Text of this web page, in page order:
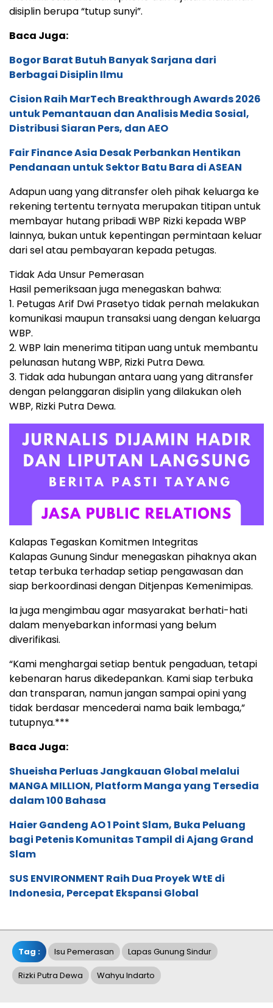
disiplin berupa “tutup sunyi”.
Baca Juga:
Bogor Barat Butuh Banyak Sarjana dari
Berbagai Disiplin Ilmu
Cision Raih MarTech Breakthrough Awards 2026
untuk Pemantauan dan Analisis Media Sosial,
Distribusi Siaran Pers, dan AEO
Fair Finance Asia Desak Perbankan Hentikan
Pendanaan untuk Sektor Batu Bara di ASEAN
Adapun uang yang ditransfer oleh pihak keluarga ke
rekening tertentu ternyata merupakan titipan untuk
membayar hutang pribadi WBP Rizki kepada WBP
lainnya, bukan untuk kepentingan permintaan keluar
dari sel atau pembayaran kepada petugas.
Tidak Ada Unsur Pemerasan
Hasil pemeriksaan juga menegaskan bahwa:
1. Petugas Arif Dwi Prasetyo tidak pernah melakukan
komunikasi maupun transaksi uang dengan keluarga
WBP.
2. WBP lain menerima titipan uang untuk membantu
pelunasan hutang WBP, Rizki Putra Dewa.
3. Tidak ada hubungan antara uang yang ditransfer
dengan pelanggaran disiplin yang dilakukan oleh
WBP, Rizki Putra Dewa.
Kalapas Tegaskan Komitmen Integritas
Kalapas Gunung Sindur menegaskan pihaknya akan
tetap terbuka terhadap setiap pengawasan dan
siap berkoordinasi dengan Ditjenpas Kemenimipas.
Ia juga mengimbau agar masyarakat berhati-hati
dalam menyebarkan informasi yang belum
diverifikasi.
“Kami menghargai setiap bentuk pengaduan, tetapi
kebenaran harus dikedepankan. Kami siap terbuka
dan transparan, namun jangan sampai opini yang
tidak berdasar mencederai nama baik lembaga,”
tutupnya.***
Baca Juga:
Shueisha Perluas Jangkauan Global melalui
MANGA MILLION, Platform Manga yang Tersedia
dalam 100 Bahasa
Haier Gandeng AO 1 Point Slam, Buka Peluang
bagi Petenis Komunitas Tampil di Ajang Grand
Slam
SUS ENVIRONMENT Raih Dua Proyek WtE di
Indonesia, Percepat Ekspansi Global
Tag : Isu Pemerasan Lapas Gunung Sindur
Rizki Putra Dewa Wahyu Indarto